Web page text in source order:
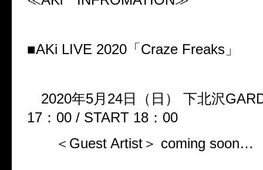
■AKi LIVE 2020 「 Craze Freaks 」
2020年5月 24日（日） 下北沢
17 ： 00 / START 18 ： 00
＜ Guest Artist ＞ coming soon